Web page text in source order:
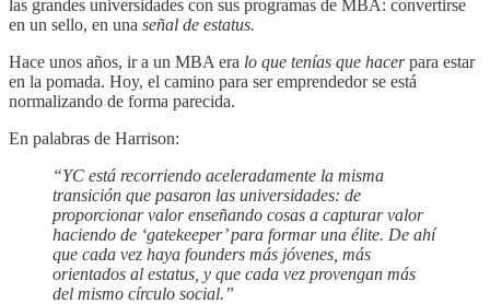
las grandes universidades con sus programas de MBA: convertirse
en un sello, en una señal de estatus.
Hace unos años, ir a un MBA era lo que tenías que hacerpara estar
en la pomada. Hoy, el camino para ser emprendedor se está
normalizando de forma parecida.
En palabras de Harrison:
“YC está recorriendo aceleradamente la misma
transición que pasaron las universidades: de
proporcionar valor enseñando cosas a capturar valor
haciendo de ‘gatekeeper’ para formar una élite. De ahí
que cada vez haya founders más jóvenes, más
orientados al estatus, y que cada vez provengan más
del mismo círculo social.”